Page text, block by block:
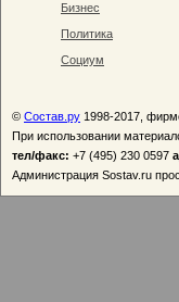
Бизнес
Политика
Социум
© Состав.ру 1998-2017,
При использовании
тел/факс: +7 (495) 230 0597
Администрация Sostav.ru